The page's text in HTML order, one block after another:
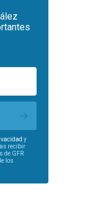
y
recibir
de GFR
los